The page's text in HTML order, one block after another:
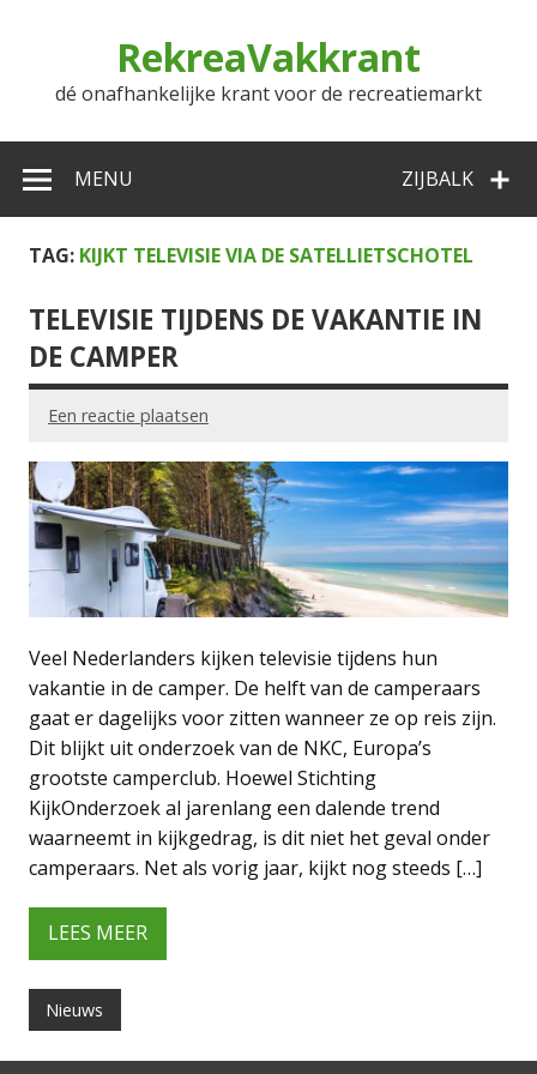
RekreaVakkrant
dé onafhankelijke krant voor de recreatiemarkt
ZIJBALK
MENU
TAG: KIJKT TELEVISIE VIA DE SATELLIETSCHOTEL
TELEVISIE TIJDENS DE VAKANTIE IN
DE CAMPER
Een reactie plaatsen
Veel Nederlanders kijken televisie tijdens hun
vakantie in de camper. De helft van de camperaars
gaat er dagelijks voor zitten wanneer ze op reis zijn.
Dit blijkt uit onderzoek van de NKC, Europa’s
grootste camperclub. Hoewel Stichting
KijkOnderzoek al jarenlang een dalende trend
waarneemt in kijkgedrag, is dit niet het geval onder
camperaars. Net als vorig jaar, kijkt nog steeds […]
LEES MEER
Nieuws